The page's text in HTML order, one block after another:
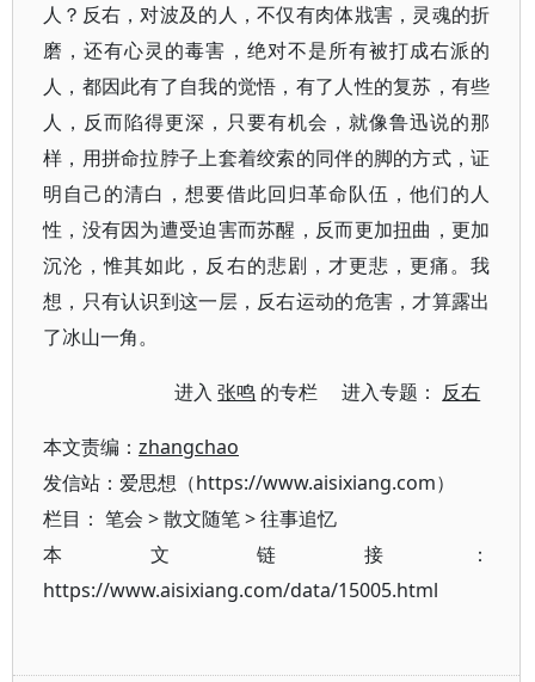
人？反右，对波及的人，不仅有肉体戕害，灵魂的折
磨，还有心灵的毒害，绝对不是所有被打成右派的
人，都因此有了自我的觉悟，有了人性的复苏，有些
人，反而陷得更深，只要有机会，就像鲁迅说的那
样，用拼命拉脖子上套着绞索的同伴的脚的方式，证
明自己的清白，想要借此回归革命队伍，他们的人
性，没有因为遭受迫害而苏醒，反而更加扭曲，更加
沉沦，惟其如此，反右的悲剧，才更悲，更痛。我
想，只有认识到这一层，反右运动的危害，才算露出
了冰山一角。
进入张鸣 的专栏 进入专题： 反右
本文责编： zhangchao
发信站：爱思想（https://www.aisixiang.com）
栏目： 笔会 >散文随笔>往事追忆
本文链接：
https://www.aisixiang.com/data/15005.html